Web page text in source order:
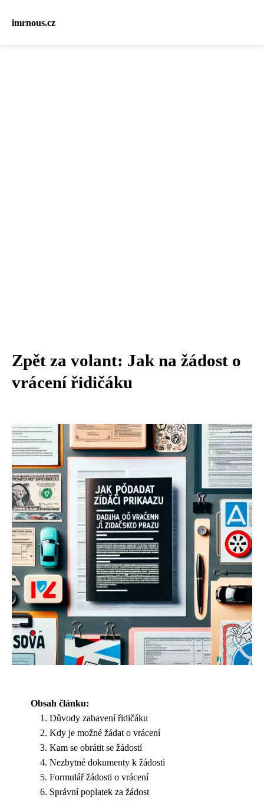
imrnous.cz
Zpět za volant: Jak na žádost o
vrácení řidičáku
Obsah článku:
Důvody zabavení řidičáku
Kdy je možné žádat o vrácení
Kam se obrátit se žádostí
Nezbytné dokumenty k žádosti
Formulář žádosti o vrácení
Správní poplatek za žádost